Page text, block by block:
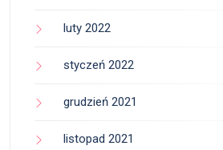
luty 2022
styczeń 2022
grudzień 2021
listopad 2021